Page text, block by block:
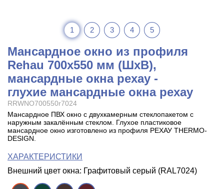
1 2 3 4 5
Мансардное окно из профиля
Rehau 700x550 мм (ШхВ),
мансардные окна рехау -
глухие мансардные окна рехау
RRWNO700550r7024
Мансардное ПВХ окно с двухкамерным стеклопакетом с
наружным закалённым стеклом. Глухое пластиковое
мансардное окно изготовлено из профиля РЕХАУ THERMO-
DESIGN.
ХАРАКТЕРИСТИКИ
Внешний цвет окна: Графитовый серый (RAL7024)